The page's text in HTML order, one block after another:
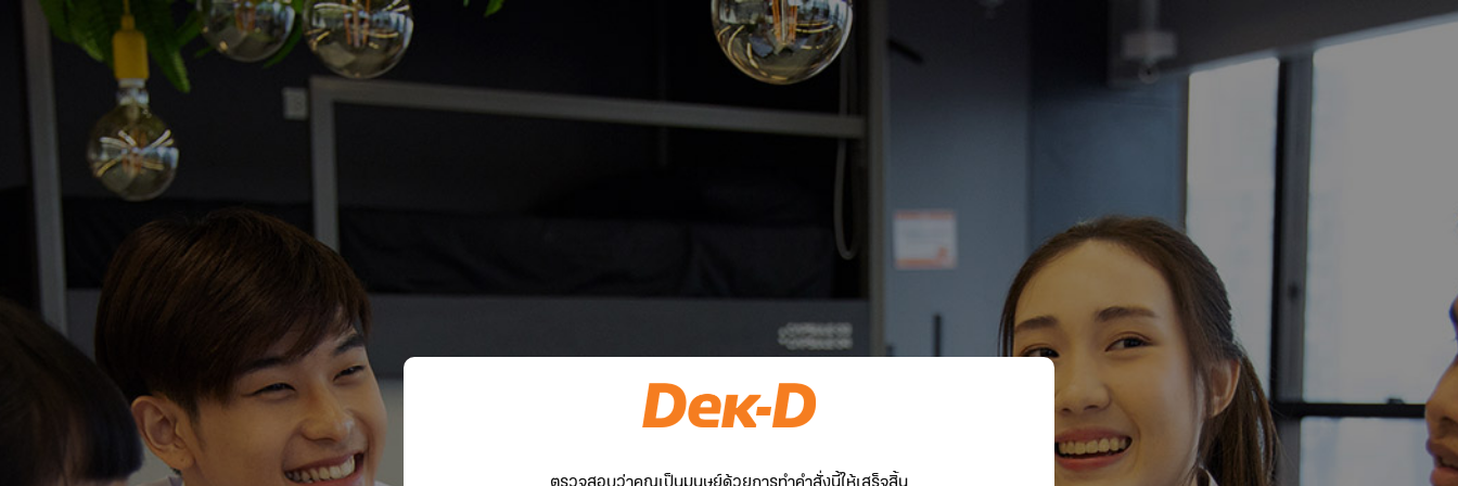
ตรวจสอบว่าคุณเป็นมนุษย์ด้วยการทำคำสั่งนี้ให้เสร็จสิ้น